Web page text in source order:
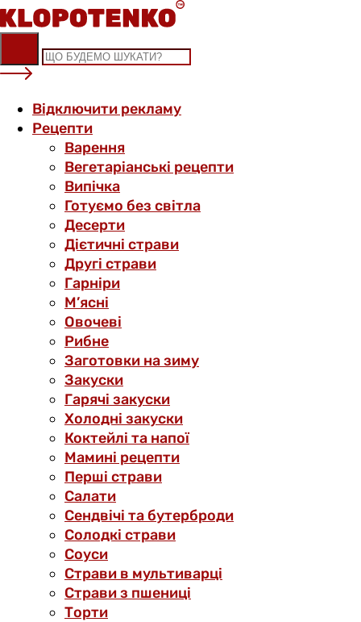
Skip
to
content
Відключити рекламу
Рецепти
Варення
Вегетаріанські рецепти
Випічка
Готуємо без світла
Десерти
Дієтичні страви
Другі страви
Гарніри
М’ясні
Овочеві
Рибне
Заготовки на зиму
Закуски
Гарячі закуски
Холодні закуски
Коктейлі та напої
Мамині рецепти
Перші страви
Салати
Сендвічі та бутерброди
Солодкі страви
Соуси
Страви в мультиварці
Страви з пшениці
Торти